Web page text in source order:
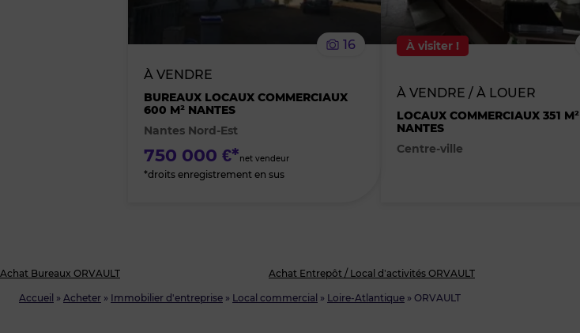
Accueil » Acheter » Immobilier d'entreprise » Local commercial » Loire-Atlantique » ORVAULT
favoris
16
À VENDRE
BUREAUX LOCAUX COMMERCIAUX
600 M² NANTES
Nantes Nord-Est
750 000 €*net vendeur
*droits enregistrement en sus
À visiter !
À VENDRE / À LOUER
LOCAUX COMMERCIAUX 351 M²
NANTES
Centre-ville
Achat Bureaux ORVAULT Achat Entrepôt / Local d’activités ORVAULT